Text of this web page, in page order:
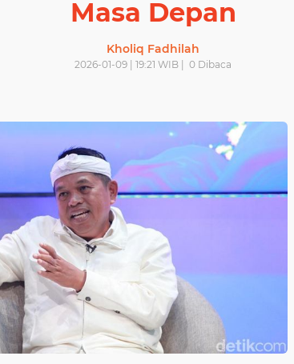
Masa Depan
Kholiq Fadhilah
2026-01-09 | 19:21 WIB | 0 Dibaca